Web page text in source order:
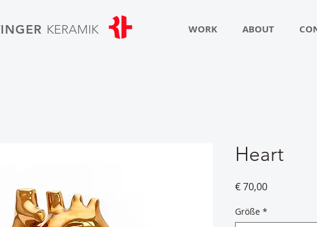
KERAMIK WORK ABOUT
Heart
€ 70,00Preis
Größe *